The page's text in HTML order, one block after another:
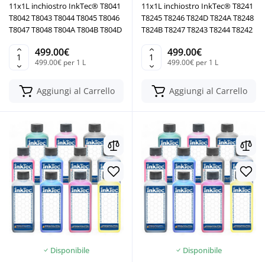
11x1L inchiostro InkTec® T8041
T8042 T8043 T8044 T8045 T8046
T8047 T8048 T804A T804B T804D
499.00€
499.00€ per 1 L
Aggiungi al Carrello
11x1L inchiostro InkTec® T8241
T8245 T8246 T824D T824A T8248
T824B T8247 T8243 T8244 T8242
499.00€
499.00€ per 1 L
Aggiungi al Carrello
Disponibile
Disponibile